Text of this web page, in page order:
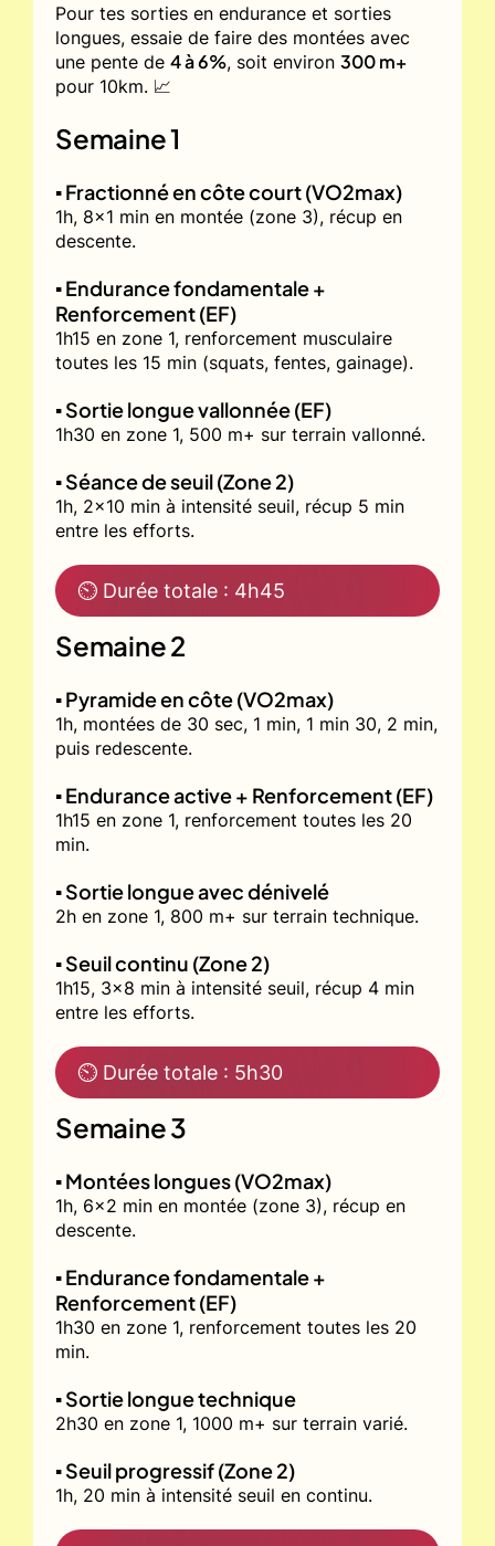
Pour tes sorties en endurance et sorties
longues, essaie de faire des montées avec
une pente de 4 à 6%, soit environ 300 m+
pour 10km. 📈
Semaine 1
▪️ Fractionné en côte court (VO2max)
1h, 8x1 min en montée (zone 3), récup en
descente.
▪️ Endurance fondamentale +
Renforcement (EF)
1h15 en zone 1, renforcement musculaire
toutes les 15 min (squats, fentes, gainage).
▪️ Sortie longue vallonnée (EF)
1h30 en zone 1, 500 m+ sur terrain vallonné.
▪️ Séance de seuil (Zone 2)
1h, 2x10 min à intensité seuil, récup 5 min
entre les efforts.
⏲ Durée totale : 4h45
Semaine 2
▪️ Pyramide en côte (VO2max)
1h, montées de 30 sec, 1 min, 1 min 30, 2 min,
puis redescente.
▪️ Endurance active + Renforcement (EF)
1h15 en zone 1, renforcement toutes les 20
min.
▪️ Sortie longue avec dénivelé
2h en zone 1, 800 m+ sur terrain technique.
▪️ Seuil continu (Zone 2)
1h15, 3x8 min à intensité seuil, récup 4 min
entre les efforts.
⏲ Durée totale : 5h30
Semaine 3
▪️ Montées longues (VO2max)
1h, 6x2 min en montée (zone 3), récup en
descente.
▪️ Endurance fondamentale +
Renforcement (EF)
1h30 en zone 1, renforcement toutes les 20
min.
▪️ Sortie longue technique
2h30 en zone 1, 1000 m+ sur terrain varié.
▪️ Seuil progressif (Zone 2)
1h, 20 min à intensité seuil en continu.